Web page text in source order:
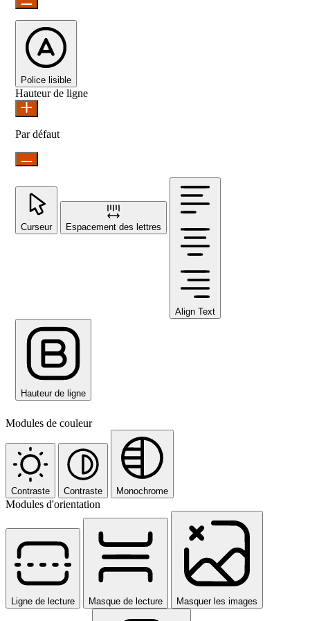
Police lisible
Hauteur de ligne
Par défaut
Curseur Espacement des lettres
Align Text
Hauteur de ligne
Modules de couleur
Contraste Contraste Monochrome
Modules d'orientation
Ligne de lecture Masque de lecture Masquer les images